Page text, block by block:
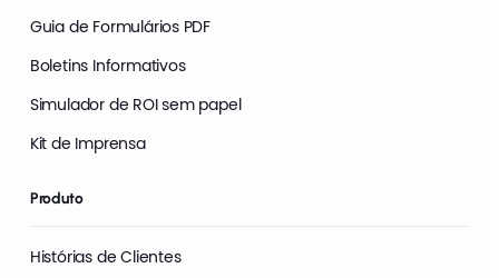
Guia de Formulários PDF
Boletins Informativos
Simulador de ROI sem papel
Kit de Imprensa
Produto
Histórias de Clientes